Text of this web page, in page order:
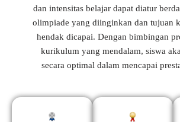
dan intensitas belajar dapat diatur
olimpiade yang diinginkan dan tujuan
hendak dicapai. Dengan bimbingan
kurikulum yang mendalam, siswa
secara optimal dalam mencapai